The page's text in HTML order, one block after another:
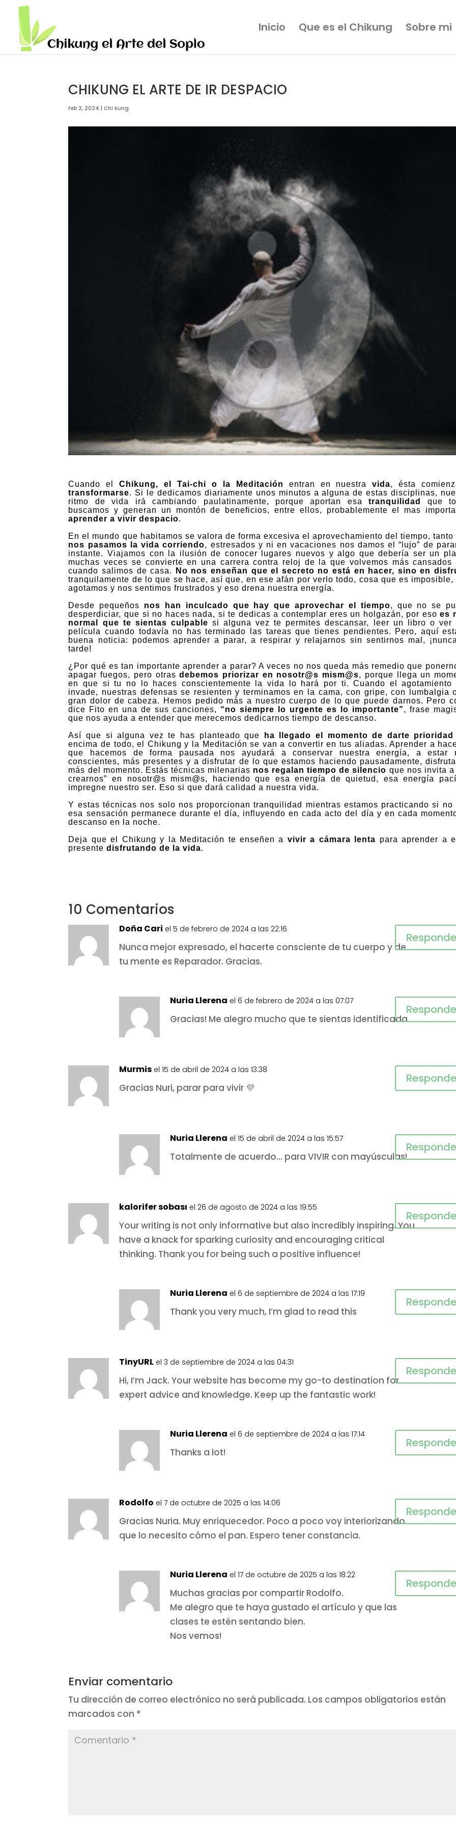
Inicio Que es el Chikung Sobre mi
CHIKUNG EL ARTE DE IR DESPACIO
Feb 2, 2024 Chi Kung
Cuando elChikung, el Tai-chi o la Meditación entran en nuestravida, ésta
transformarse. Si le dedicamos diariamente unos minutos a alguna de estas disciplinas,
ritmo de vida irá cambiando paulatinamente, porque aportan esatranquilidad
que
buscamos y generan un montón de beneficios, entre ellos, probablemente el mas
aprender a vivir despacio.
En el mundo que habitamos se valora de forma excesiva el aprovechamiento del tiempo, tanto
nos pasamos la vida corriendo, estresados y ni en vacaciones nos damos el “lujo” de
instante. Viajamos con la ilusión de conocer lugares nuevos y algo que debería ser un
muchas veces se convierte en una carrera contra reloj de la que volvemos más cansados
cuandosalimos de casa.
No nos enseñan que el secreto no está en hacer, sino en
tranquilamente de lo que se hace, así que, en ese afán por verlo todo, cosa que es imposible,
agotamos y nos sentimos frustrados y eso drena nuestra energía.
Desde pequeños nos han inculcado que hay que aprovechar el tiempo, que no se
desperdiciar, que si no haces nada, si te dedicas a contemplar eres un holgazán, por esoes
normal que te sientas culpable si alguna vez te permites descansar, leer un libro o ver
película cuando todavía no has terminado las tareas que tienes pendientes. Pero, aquí
buena noticia: podemos aprender a parar, a respirar y relajarnos sin sentirnos mal,
tarde!
¿Por qué es tan importante aprender a parar? A veces no nos queda más remedio que
apagar fuegos, pero otrasdebemos priorizar en nosotr@s mism@s, porque llega un
en que si tu no lo haces conscientemente la vida lo hará por ti. Cuando el agotamiento
invade, nuestras defensas se resienten y terminamos en la cama, con gripe, con lumbalgia
gran dolor de cabeza. Hemos pedido más a nuestro cuerpo de lo que puede darnos. Pero
dice Fito en una de sus canciones, “no siempre lo urgente es lo importante”, frase
que nos ayuda a entender que merecemos dedicarnos tiempo de descanso.
Así que si alguna vez te has planteado que
ha llegado el momento de darte prioridad
encima de todo, el Chikung y la Meditación se van a convertir en tus aliadas. Aprender a
que hacemos de forma pausada nos ayudará a conservar nuestra energía,
a estar
conscientes, más presentes y a disfrutar de lo que estamos haciendo pausadamente,
más del momento. Estás técnicas milenarias nos regalan tiempo de silencio que nos invita a
crearnos” en nosotr@s mism@s,
haciendo que esa energía de quietud, esa energía
impregne nuestro ser. Eso si que dará calidad a nuestra vida.
Y estas técnicas nos solo nos proporcionan tranquilidad mientras estamos practicando si no
esa sensación permanece durante el día, influyendo en cada acto del día y en cada
descanso en la noche.
Deja que el Chikung y la Meditación te enseñen a vivir a cámara lenta para aprender a
presentedisfrutando de la vida.
10 Comentarios
Doña Cari el 5 de febrero de 2024 a las 22:16
Nunca mejor expresado, el hacerte consciente de tu cuerpo y de
tu mente es Reparador. Gracias.
Nuria Llerena el 6 de febrero de 2024 a las 07:07
Gracias! Me alegro mucho que te sientas identificada
Murmis el 15 de abril de 2024 a las 13:38
Gracias Nuri, parar para vivir 💜
Nuria Llerena el 15 de abril de 2024 a las 15:57
Totalmente de acuerdo… para VIVIR con mayúsculas!
kalorifer sobası el 26 de agosto de 2024 a las 19:55
Your writing is not only informative but also incredibly inspiring. You
have a knack for sparking curiosity and encouraging critical
thinking. Thank you for being such a positive influence!
Nuria Llerena el 6 de septiembre de 2024 a las 17:19
Thank you very much, I’m glad to read this
TinyURL el 3 de septiembre de 2024 a las 04:31
Hi, I’m Jack. Your website has become my go-to destination for
expert advice and knowledge. Keep up the fantastic work!
Nuria Llerena el 6 de septiembre de 2024 a las 17:14
Thanks a lot!
Rodolfo el 7 de octubre de 2025 a las 14:06
Gracias Nuria. Muy enriquecedor. Poco a poco voy interiorizando
que lo necesito cómo el pan. Espero tener constancia.
Nuria Llerena el 17 de octubre de 2025 a las 18:22
Muchas gracias por compartir Rodolfo.
Me alegro que te haya gustado el artículo y que las
clases te estén sentando bien.
Nos vemos!
Enviar comentario
Tu dirección de correo electrónico no será publicada. Los campos obligatorios están
marcados con *